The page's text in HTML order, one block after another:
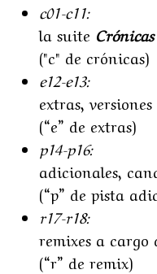
c01-c11:
la suite
("c" de crónicas)
e12-e13:
extras,
(“e” de extras)
p14-p16:
adicionales,
(“p” de pista
r17-r18:
remixes a cargo
(“r” de remix)